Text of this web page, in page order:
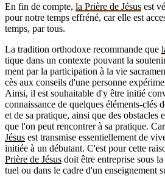
En fin de compte, la Prière de Jésus est
pour notre temps effréné, car elle est
temps, par tous.
La tra­di­tion ortho­doxe recom­mande que
tique dans un contexte pou­vant la
ment par la par­ti­ci­pa­tion à la vie
cès aux conseils d'une per­sonne
Ainsi, il est sou­hai­table d'y être ini­tié
connais­sance de quelques élé­ments-clés
et de sa pra­tique, ainsi que des obs­tacles
que l'on peut ren­con­trer à sa pra­tique.
Jésus est trans­mise essen­tiel­le­ment de
ini­tiée à un débu­tant. C'est pour cette
Prière de Jésus doit être entre­prise sous
tuel ou dans le cadre d'un ensei­gne­ment